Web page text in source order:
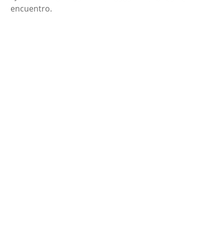
encuentro.